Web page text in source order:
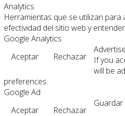
Analytics
Herramientas que se utilizan para
efectividad del sitio web y
Google Analytics
Aceptar
Rechazar
If you
will be
preferences.
Google Ad
Aceptar
Rechazar
Guardar